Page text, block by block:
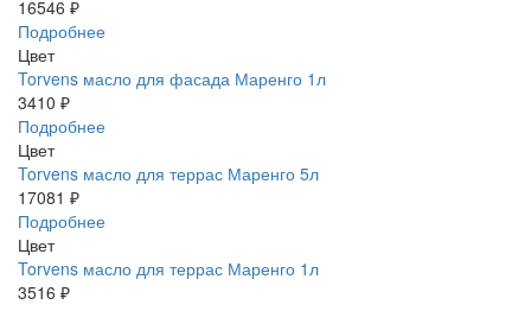
16546 ₽
Подробнее
Цвет
Torvens масло для фасада Маренго 1л
3410 ₽
Подробнее
Цвет
Torvens масло для террас Маренго 5л
17081 ₽
Подробнее
Цвет
Torvens масло для террас Маренго 1л
3516 ₽